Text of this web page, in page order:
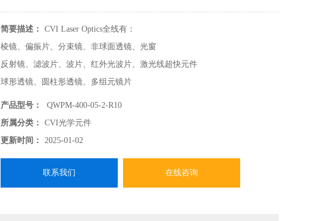
简要描述：
CVI Laser Optics全线有：
棱镜、偏振片、分束镜、非球面透镜、光窗
反射镜、滤波片、波片、红外光波片、激光线超快元件
球形透镜、圆柱形透镜、多组元镜片
支持各种定制化需求 CVI光学元件 波片
--------------------------
北京波威科技作为CVI Laser Optics在中国、香港、中国台湾地区的总代，提
产品型号：
QWPM-400-05-2-R10
所属分类：
CVI光学元件
更新时间：
2025-01-02
联系我们 在线咨询